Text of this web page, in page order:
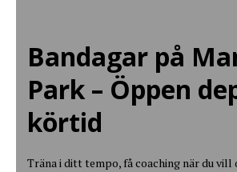
Bandagar på
Park – Öppen
körtid
Träna i ditt tempo, få coaching när du vill